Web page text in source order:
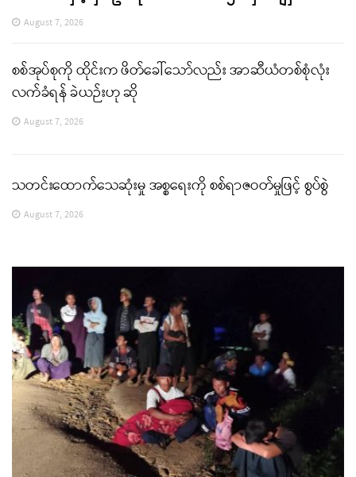
August 7, 2026
စစ်အုပ်စုကို ထိုင်းက ဖိတ်ခေါ်သော်လည်း အာဆီယံတစ်စုံလုံး
လက်ခံရန် ခဲယဉ်းဟု ဆို
August 7, 2026
သတင်းထောက်သေဆုံးမှု အစ္စရေးကို စစ်ရာဇဝတ်မှုဖြင့် စွပ်စွဲ
August 7, 2026